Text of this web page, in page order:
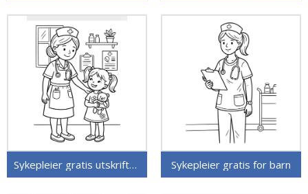
Sykepleier gratis utskriftbar Sykepleier gratis for barn